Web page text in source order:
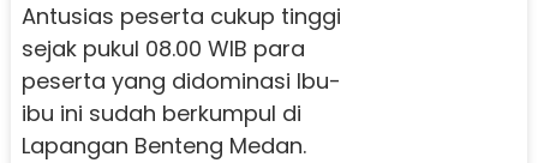
Antusias peserta cukup tinggi
sejak pukul 08.00 WIB para
peserta yang didominasi Ibu-
ibu ini sudah berkumpul di
Lapangan Benteng Medan.